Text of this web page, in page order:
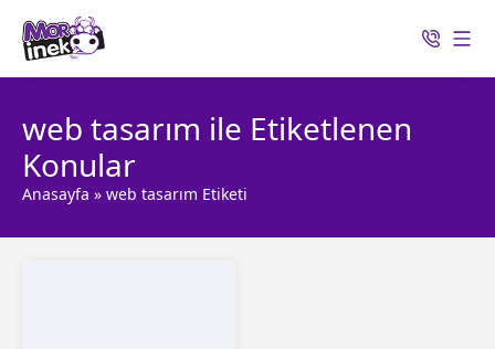
web tasarım ile Etiketlenen
Konular
Anasayfa » web tasarım Etiketi